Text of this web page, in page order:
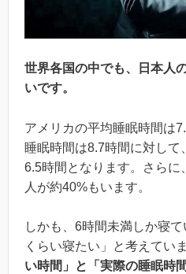
世界各国の中でも、日本人
いです。
アメリカの平均睡眠時間は
睡眠時間は8.7時間に対し
6.5時間となります。さら
人が約40%もいます。
しかも、6時間未満しか寝
くらい寝たい」と考えてい
い時間」と「実際の睡眠時